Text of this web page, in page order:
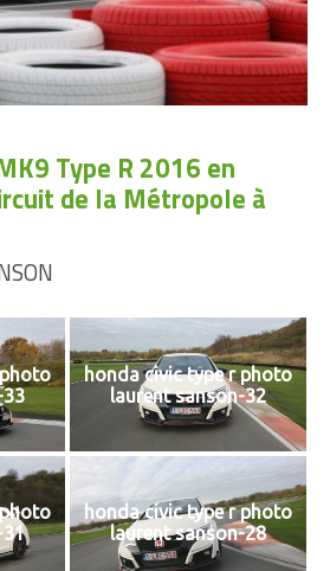
Type R 2016 en
de la Métropole à
honda civic type r photo
laurent sanson-32
honda civic type r photo
laurent sanson-28